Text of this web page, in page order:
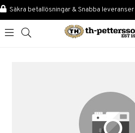
Säkra betallösningar & Snabba leveranser